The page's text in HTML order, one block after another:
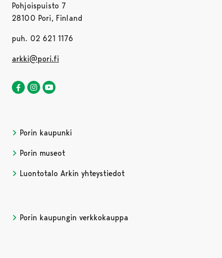
Pohjoispuisto 7
28100 Pori, Finland
puh. 02 621 1176
arkki@pori.fi
Luontotalo Arkki Facebookissa
Avautuu uudessa välilehdessä
Luontotalo Arkki Instagramissa
Avautuu uudessa välilehdessä
Porin kaupunki
Porin museot
Luontotalo Arkin yhteystiedot
Porin kaupungin verkkokauppa